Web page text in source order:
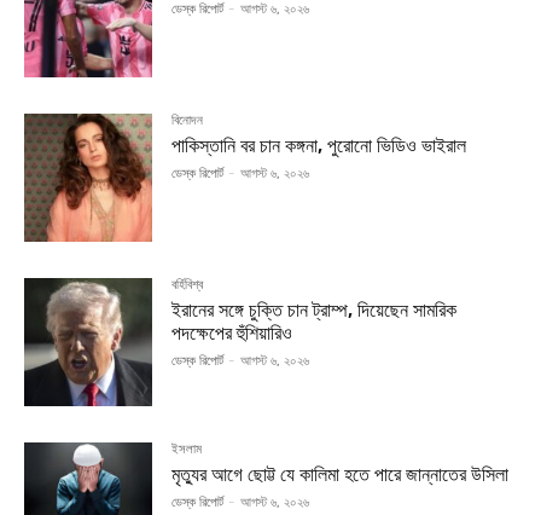
ডেস্ক রিপোর্ট - আগস্ট ৬, ২০২৬
বিনোদন
পাকিস্তানি বর চান কঙ্গনা, পুরোনো ভিডিও ভাইরাল
ডেস্ক রিপোর্ট - আগস্ট ৬, ২০২৬
বর্হিবিশ্ব
ইরানের সঙ্গে চুক্তি চান ট্রাম্প, দিয়েছেন সামরিক
পদক্ষেপের হুঁশিয়ারিও
ডেস্ক রিপোর্ট - আগস্ট ৬, ২০২৬
ইসলাম
মৃত্যুর আগে ছোট্ট যে কালিমা হতে পারে জান্নাতের উসিলা
ডেস্ক রিপোর্ট - আগস্ট ৬, ২০২৬